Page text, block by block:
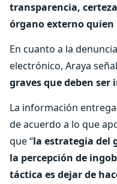
transparencia,
órgano externo
En cuanto a la
electrónico, Araya
graves que deben ser
La información
de acuerdo a lo que
que “la estrategia del
la percepción de
táctica es dejar de